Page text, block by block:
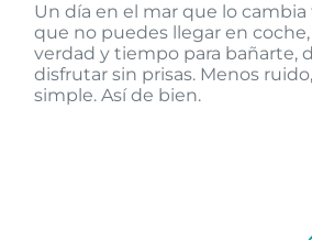
Un día en el mar que lo cambia
que no puedes llegar en coche,
verdad y tiempo para bañarte,
disfrutar sin prisas. Menos
simple. Así de bien.